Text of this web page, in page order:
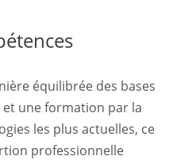
équilibrée des bases
une formation par la
les plus actuelles, ce
professionnelle